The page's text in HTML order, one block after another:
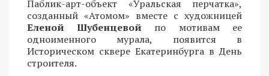
Паблик-арт-объект «Уральская перчатка»,
созданный «Атомом» вместе с художницей
Еленой Шубенцевой по мотивам ее
одноименного мурала, появится в
Историческом сквере Екатеринбурга в День
строителя.